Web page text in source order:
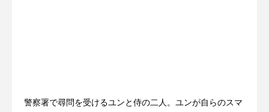
警察署で尋問を受けるユンと侍の二人。ユンが自らのスマ